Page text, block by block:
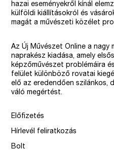
hazai eseményekről kínál
külföldi kiállításokról és
magát a művészeti közélet
Az Új Művészet Online a nagy
naprakész kiadása, amely
képzőművészet problémáira
felület különböző rovatai
elő az eredendően szilánkos,
váló megértést.
Előfizetés
Hírlevél feliratkozás
Bolt